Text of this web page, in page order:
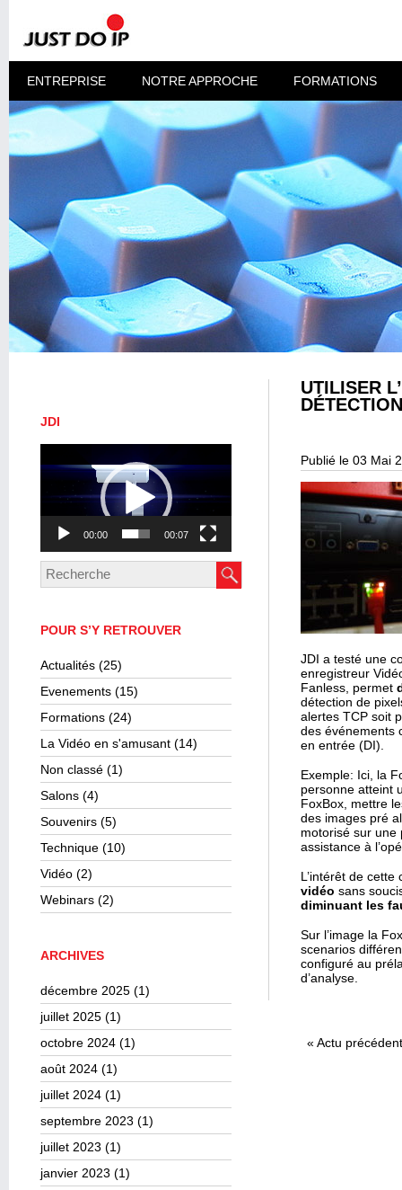
ENTREPRISE NOTRE APPROCHE FORMATIONS
JDI
vidéo
00:00 00:07
POUR S’Y RETROUVER
Actualités (25)
Evenements (15)
Formations (24)
La Vidéo en s'amusant (14)
Non classé (1)
Salons (4)
Souvenirs (5)
Technique (10)
Vidéo (2)
Webinars (2)
ARCHIVES
décembre 2025 (1)
juillet 2025 (1)
octobre 2024 (1)
août 2024 (1)
juillet 2024 (1)
septembre 2023 (1)
juillet 2023 (1)
janvier 2023 (1)
UTILISER
Publié le 03 Mai
JDI a testé une
enregistreur
Fanless, permet
détection de
alertes TCP soit
des événements
en entrée (DI).
Exemple: Ici, la
personne atteint
FoxBox, mettre
des images pré
motorisé sur une
assistance à
L’intérêt de cette
vidéo sans
diminuant les
Sur l’image la
scenarios
configuré au
d’analyse.
« Actu